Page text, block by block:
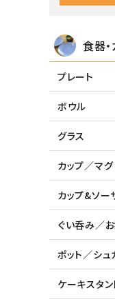
食器
プレート
ボウル
グラス
カップ／マグ
カップ&ソー
ぐい呑み／
ポット／シ
ケーキスタン